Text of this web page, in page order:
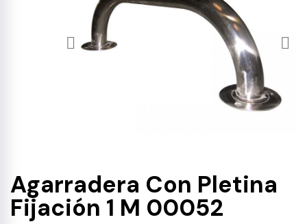
Agarradera Con Pletina
Fijación 1 M 00052